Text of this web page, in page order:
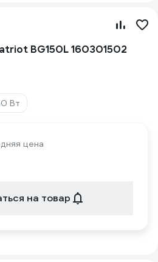
BG150L 160301502
Вт
цена
на товар